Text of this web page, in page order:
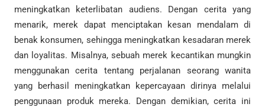
meningkatkan keterlibatan audiens. Dengan cerita yang
menarik, merek dapat menciptakan kesan mendalam di
benak konsumen, sehingga meningkatkan kesadaran merek
dan loyalitas. Misalnya, sebuah merek kecantikan mungkin
menggunakan cerita tentang perjalanan seorang wanita
yang berhasil meningkatkan kepercayaan dirinya melalui
penggunaan produk mereka. Dengan demikian, cerita ini